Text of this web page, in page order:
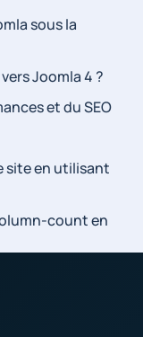
sous la
Joomla 4 ?
et du SEO
site en utilisant
count en